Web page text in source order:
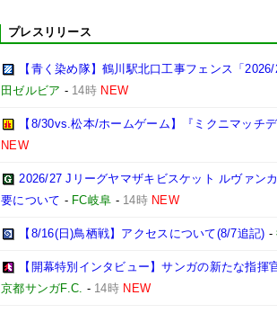
プレスリリース
【青く染め隊】鶴川駅北口工事フェンス「
田ゼルビア - 14時 NEW
【8/30vs.松本/ホームゲーム】『ミクニマッチ
NEW
2026/27 Jリーグヤマザキビスケット ルヴァン
要について - FC岐阜 - 14時 NEW
【8/16(日)鳥栖戦】アクセスについて(8/7追記) -
【開幕特別インタビュー】サンガの新たな指揮
京都サンガF.C. - 14時 NEW